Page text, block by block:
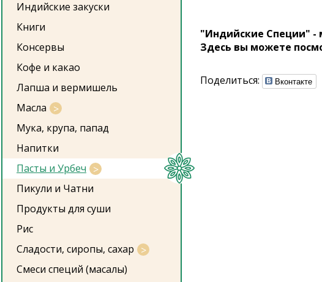
Индийские закуски
Книги
Консервы
Кофе и какао
Лапша и вермишель
Масла
Мука, крупа, папад
Напитки
Пасты и Урбеч
Пикули и Чатни
Продукты для суши
Рис
Сладости, сиропы, сахар
Смеси специй (масалы)
"Индийские Специи" -
Здесь вы можете
Поделиться: Вконтакте